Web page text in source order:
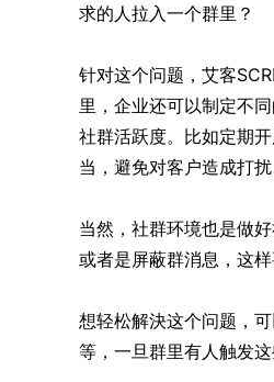
求的人拉入一个群里？
针对这个问题，艾客
里，企业还可以制定不
社群活跃度。比如定期
当，避免对客户造成打
当然，社群环境也是做
或者是屏蔽群消息，这
想轻松解決这个问题，
等，一旦群里有人触发